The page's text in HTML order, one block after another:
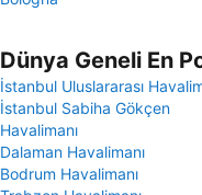
Dünya Geneli En
İstanbul Uluslararası
İstanbul Sabiha Gökçen
Havalimanı
Dalaman Havalimanı
Bodrum Havalimanı